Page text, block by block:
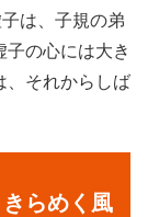
は、子規の弟
の心には大き
、それからしば
らめく風